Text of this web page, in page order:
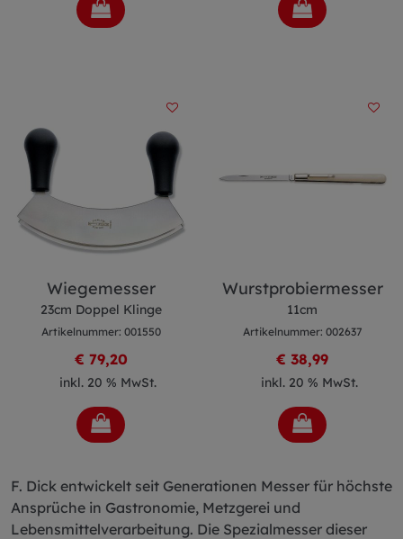
Wiegemesser
23cm Doppel Klinge
Artikelnummer: 001550
€ 79,20
inkl. 20 % MwSt.
Wurstprobiermesser
11cm
Artikelnummer: 002637
€ 38,99
inkl. 20 % MwSt.
F. Dick entwickelt seit Generationen Messer für höchste
Ansprüche in Gastronomie, Metzgerei und
Lebensmittelverarbeitung. Die Spezialmesser dieser